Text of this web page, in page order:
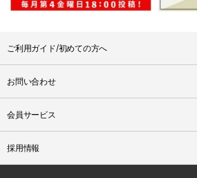
ご利用ガイド/初めての方へ
お問い合わせ
会員サービス
採用情報